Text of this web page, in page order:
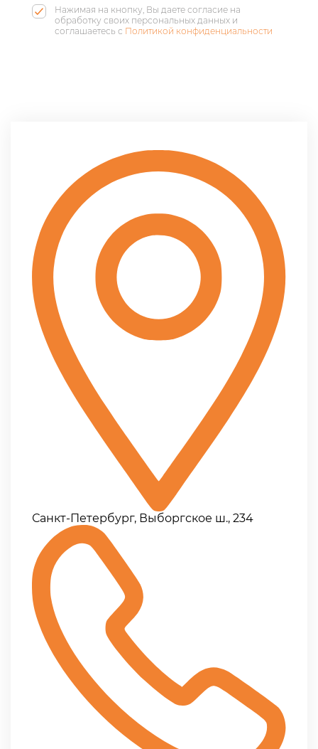
Нажимая на кнопку, Вы даете согласие на
обработку своих персональных данных и
соглашаетесь с Политикой конфиденциальности
Санкт-Петербург, Выборгское ш., 234